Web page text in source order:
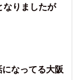
なりましたが
なってる大阪